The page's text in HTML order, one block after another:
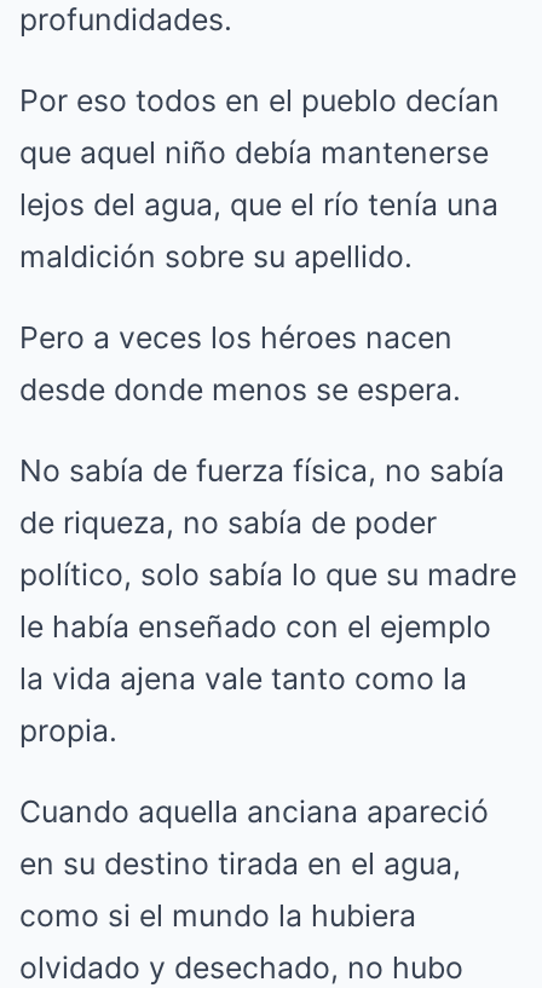
profundidades.
Por eso todos en el pueblo decían
que aquel niño debía mantenerse
lejos del agua, que el río tenía una
maldición sobre su apellido.
Pero a veces los héroes nacen
desde donde menos se espera.
No sabía de fuerza física, no sabía
de riqueza, no sabía de poder
político, solo sabía lo que su madre
le había enseñado con el ejemplo
la vida ajena vale tanto como la
propia.
Cuando aquella anciana apareció
en su destino tirada en el agua,
como si el mundo la hubiera
olvidado y desechado, no hubo